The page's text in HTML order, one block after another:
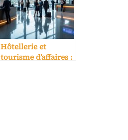
Hôtellerie et
tourisme d’affaires :